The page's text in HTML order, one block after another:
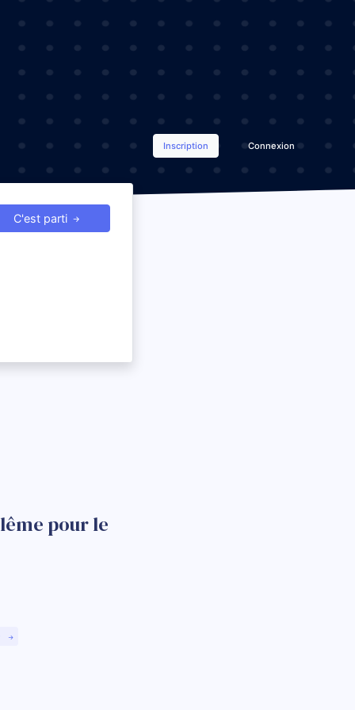
Inscription Connexion
C'est parti
pour le